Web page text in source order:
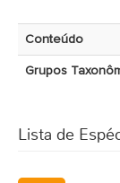
Conteúdo
Grupos
Lista de